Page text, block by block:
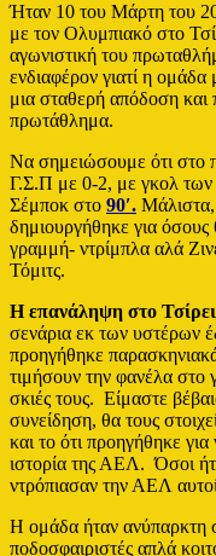
Ήταν 10 του Μάρτη του
με τον Ολυμπιακό στο
αγωνιστική του
ενδιαφέρον γιατί η ομάδα
μια σταθερή απόδοση και
πρωτάθλημα.
Να σημειώσουμε ότι στο
Γ.Σ.Π με 0-2, με γκολ των
Σέμποκ στο 90′. Μάλιστα,
δημιουργήθηκε για
γραμμή- ντρίμπλα αλά
Τόμιτς.
Η επανάληψη στο
σενάρια εκ των υστέρων
προηγήθηκε
τιμήσουν την φανέλα στο
σκιές τους. Είμαστε
συνείδηση, θα τους
και το ότι προηγήθηκε
ιστορία της ΑΕΛ. Όσοι
ντρόπιασαν την ΑΕΛ
Η ομάδα ήταν ανύπαρκτη
ποδοσφαιριστές απλά